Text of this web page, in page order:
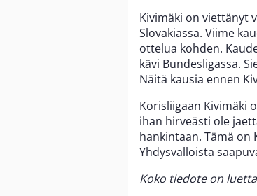
Kivimäki on viettänyt
Slovakiassa. Viime
ottelua kohden.
kävi Bundesligassa.
Näitä kausia ennen
Korisliigaan Kivimäki
ihan hirveästi ole
hankintaan. Tämä on
Yhdysvalloista
Koko tiedote on